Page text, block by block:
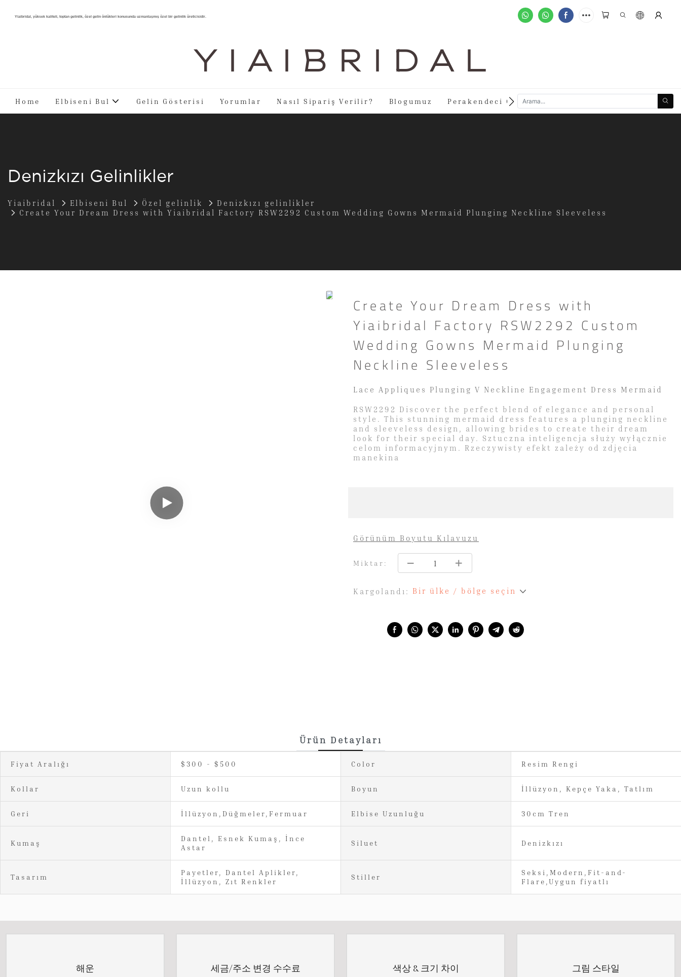
Yiaibridal, yüksek kaliteli, toptan gelinlik, özel gelin önlükleri konusunda uzmanlaşmış özel bir gelinlik üreticisidir.
Y I A I B R I D A L
Home Elbiseni Bul Gelin Gösterisi Yorumlar Nasıl Sipariş Verilir? Blogumuz Perakendeci Olun Özelleştirilmiş Siparişler new
Denizkızı Gelinlikler
Yiaibridal Elbiseni Bul Özel gelinlik
Denizkızı gelinlikler
Create Your Dream Dress with Yiaibridal Factory RSW2292 Custom Wedding Gowns Mermaid Plunging Neckline Sleeveless
Create Your Dream Dress with
Yiaibridal Factory RSW2292 Custom
Wedding Gowns Mermaid Plunging
Neckline Sleeveless
Lace Appliques Plunging V Neckline Engagement Dress Mermaid
RSW2292 Discover the perfect blend of elegance and personal
style. This stunning mermaid dress features a plunging neckline
and sleeveless design, allowing brides to create their dream
look for their special day. Sztuczna inteligencja służy wyłącznie
celom informacyjnym. Rzeczywisty efekt zależy od zdjęcia
manekina
Miktar:
Kargolandı: Bir ülke / bölge seçin
Görünüm Boyutu Kılavuzu
Ürün Detayları
Fiyat Aralığı $300 - $500 Color Resim Rengi
Kollar Uzun kollu Boyun İllüzyon, Kepçe Yaka, Tatlım
Geri İllüzyon,Düğmeler,Fermuar Elbise Uzunluğu 30cm Tren
Kumaş
Dantel, Esnek Kumaş, İnce
Astar
Siluet Denizkızı
Tasarım
Payetler, Dantel Aplikler,
İllüzyon, Zıt Renkler
Stiller
Seksi,Modern,Fit-and-
Flare,Uygun fiyatlı
해운 세금/주소 변경 수수료 색상 & 크기 차이 그림 스타일